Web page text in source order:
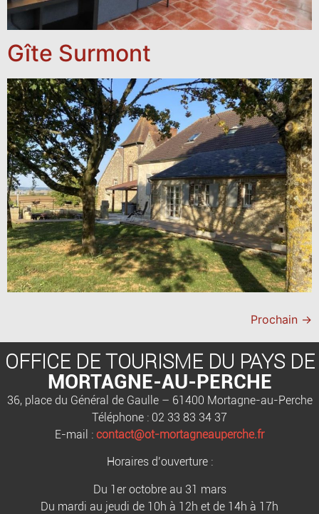
Gîte Surmont
Prochain →
OFFICE DE TOURISME DU PAYS DE
MORTAGNE-AU-PERCHE
36, place du Général de Gaulle – 61400 Mortagne-au-Perche
Téléphone : 02 33 83 34 37
E-mail : contact@ot-mortagneauperche.fr
Horaires d’ouverture :
Du 1er octobre au 31 mars
Du mardi au jeudi de 10h à 12h et de 14h à 17h